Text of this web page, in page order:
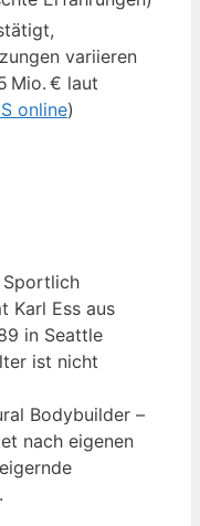
variieren
Mio. € laut
online)
Sportlich
Karl Ess aus
in Seattle
ist nicht
Bodybuilder –
nach eigenen